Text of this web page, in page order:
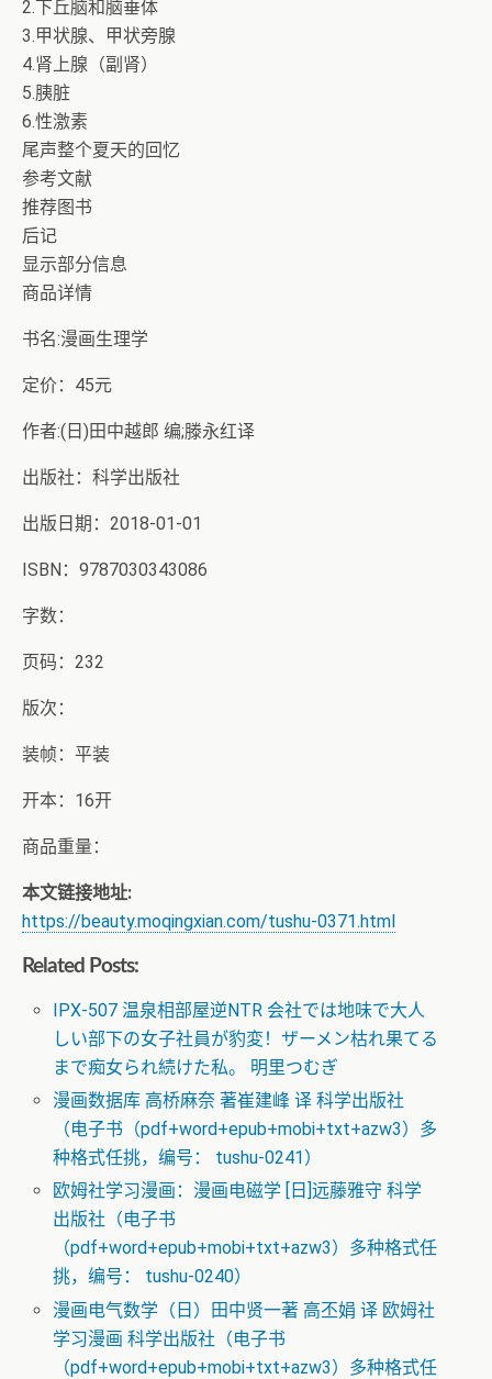
2.下丘脑和脑垂体
3.甲状腺、甲状旁腺
4.肾上腺（副肾）
5.胰脏
6.性激素
尾声整个夏天的回忆
参考文献
推荐图书
后记
显示部分信息
商品详情
书名:漫画生理学
定价：45元
作者:(日)田中越郎 编;滕永红译
出版社：科学出版社
出版日期：2018-01-01
ISBN：9787030343086
字数：
页码：232
版次：
装帧：平装
开本：16开
商品重量：
本文链接地址:
https://beauty.moqingxian.com/tushu-0371.html
Related Posts:
IPX-507 温泉相部屋逆NTR 会社では地味で大人
しい部下の女子社員が豹変！ザーメン枯れ果てる
まで痴女られ続けた私。 明里つむぎ
漫画数据库 高桥麻奈 著崔建峰 译 科学出版社
（电子书（pdf+word+epub+mobi+txt+azw3）多
种格式任挑，编号： tushu-0241）
欧姆社学习漫画：漫画电磁学 [日]远藤雅守 科学
出版社（电子书
（pdf+word+epub+mobi+txt+azw3）多种格式任
挑，编号： tushu-0240）
漫画电气数学（日）田中贤一著 高丕娟 译 欧姆社
学习漫画 科学出版社（电子书
（pdf+word+epub+mobi+txt+azw3）多种格式任